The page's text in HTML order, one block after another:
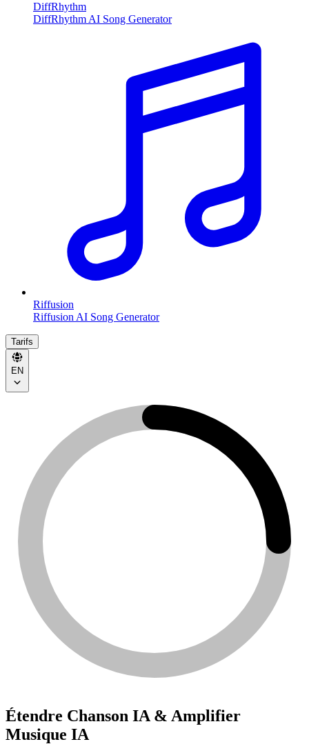
DiffRhythm
DiffRhythm AI Song Generator
Riffusion
Riffusion AI Song Generator
Tarifs
EN
Étendre Chanson IA & Amplifier
Musique IA